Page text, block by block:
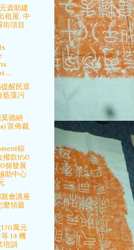
資助建
租屋. 中
街項目
...
醒民眾
藍藻污
德納
宣佈裁
棕
撥款650
個發展
助中心
會講座
麼領最
萬元
14 機
訓